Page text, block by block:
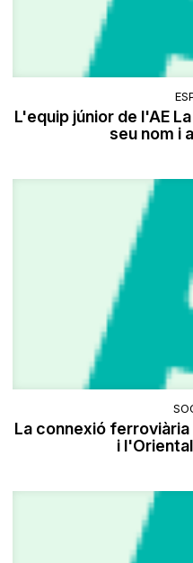
L'equip júnior de l'AE
seu nom i
La connexió
i